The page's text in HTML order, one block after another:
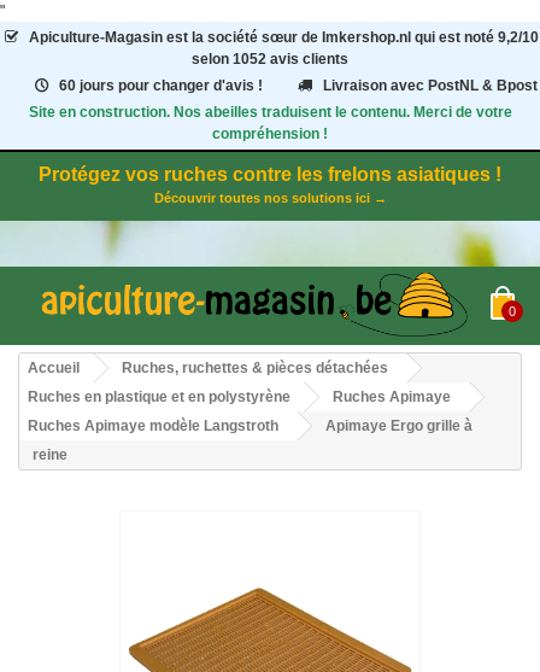
"
Apiculture-Magasinest la société sœur de Imkershop.nl qui est noté 9,2/10
selon 1052 avis clients
60 jours pour changer d'avis !
Livraison avec PostNL & Bpost
Site en construction. Nos abeilles traduisent le contenu. Merci de votre
compréhension !
Protégez vos ruches contre les frelons asiatiques !
Découvrir toutes nos solutions ici →
0
Accueil
Ruches, ruchettes & pièces détachées
Ruches en plastique et en polystyrène
Ruches Apimaye
Ruches Apimaye modèle Langstroth
Apimaye Ergo grille à
reine